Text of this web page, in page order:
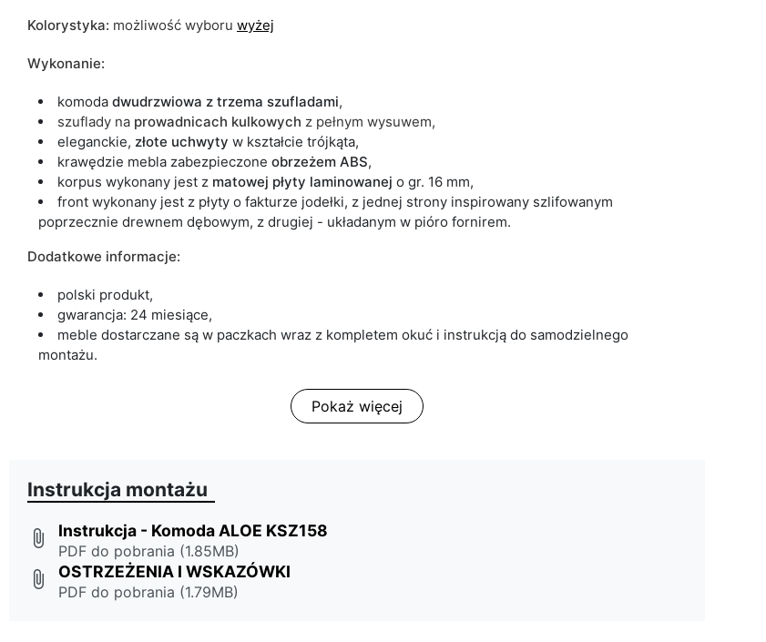
Kolorystyka: możliwość wyboru wyżej
Wykonanie:
komoda dwudrzwiowa z trzema szufladami,
szuflady na prowadnicach kulkowych z pełnym wysuwem,
eleganckie, złote uchwyty w kształcie trójkąta,
krawędzie mebla zabezpieczone obrzeżem ABS,
korpus wykonany jest z matowej płyty laminowanej o gr. 16 mm,
front wykonany jest z płyty o fakturze jodełki, z jednej strony inspirowany szlifowanym
poprzecznie drewnem dębowym, z drugiej - układanym w pióro fornirem.
Dodatkowe informacje:
polski produkt,
gwarancja: 24 miesiące,
meble dostarczane są w paczkach wraz z kompletem okuć i instrukcją do samodzielnego
montażu.
Pokaż więcej
Instrukcja montażu
attach_file Instrukcja - Komoda ALOE KSZ158
PDF do pobrania (1.85MB)
attach_file OSTRZEŻENIA I WSKAZÓWKI
PDF do pobrania (1.79MB)